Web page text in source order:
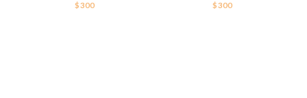
$300 $300